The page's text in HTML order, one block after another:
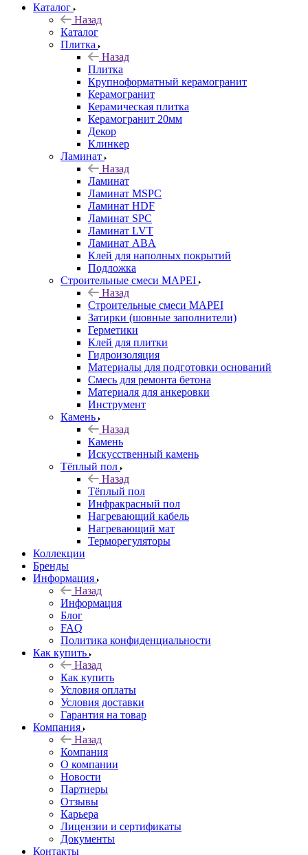
Каталог
Назад
Каталог
Плитка
Назад
Плитка
Крупноформатный керамогранит
Керамогранит
Керамическая плитка
Керамогранит 20мм
Декор
Клинкер
Ламинат
Назад
Ламинат
Ламинат MSPC
Ламинат HDF
Ламинат SPC
Ламинат LVT
Ламинат ABA
Клей для наполных покрытий
Подложка
Строительные смеси MAPEI
Назад
Строительные смеси MAPEI
Затирки (шовные заполнители)
Герметики
Клей для плитки
Гидроизоляция
Материалы для подготовки оснований
Смесь для ремонта бетона
Материаля для анкеровки
Инструмент
Камень
Назад
Камень
Искусственный камень
Тёплый пол
Назад
Тёплый пол
Инфракрасный пол
Нагревающий кабель
Нагревающий мат
Терморегуляторы
Коллекции
Бренды
Информация
Назад
Информация
Блог
FAQ
Политика конфиденциальности
Как купить
Назад
Как купить
Условия оплаты
Условия доставки
Гарантия на товар
Компания
Назад
Компания
О компании
Новости
Партнеры
Отзывы
Карьера
Лицензии и сертификаты
Документы
Контакты